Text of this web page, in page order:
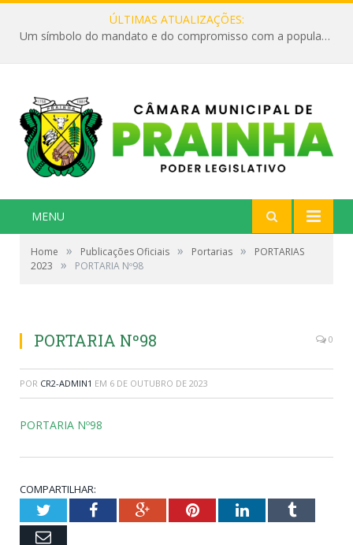
ÚLTIMAS ATUALIZAÇÕES:
Um símbolo do mandato e do compromisso com a população
MENU
Home » Publicações Oficiais » Portarias »
PORTARIAS
2023
» PORTARIA Nº98
PORTARIA Nº98 0
POR CR2-ADMIN1 EM 6 DE OUTUBRO DE 2023
PORTARIA Nº98
COMPARTILHAR:
TwitterFacebookGoogle+PinterestLinkedInTumblr
Email